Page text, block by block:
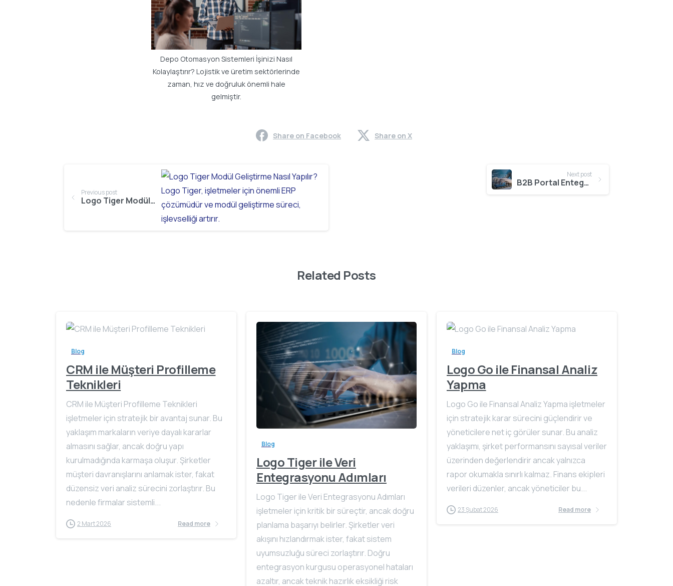
Depo Otomasyon Sistemleri İşinizi Nasıl
Kolaylaştırır? Lojistik ve üretim sektörlerinde
zaman, hız ve doğruluk önemli hale
gelmiştir.
Share on Facebook Share on X
Reading
Previous post
Logo Tiger Modül Geliştirme Nasıl Yapılır?
Next post
B2B Portal Entegrasyonu İş Süreçlerine Katkıları
Related Posts
Blog
CRM ile Müşteri Profilleme
Teknikleri
CRM ile Müşteri Profilleme Teknikleri
işletmeler için stratejik bir avantaj sunar. Bu
yaklaşım markaların veriye dayalı kararlar
almasını sağlar, ancak doğru yapı
kurulmadığında karmaşa oluşur. Şirketler
müşteri davranışlarını anlamak ister, fakat
düzensiz veri analiz sürecini zorlaştırır. Bu
nedenle firmalar sistemli...
2 Mart 2026 Read more
Blog
Logo Tiger ile Veri
Entegrasyonu Adımları
Logo Tiger ile Veri Entegrasyonu Adımları
işletmeler için kritik bir süreçtir, ancak doğru
planlama başarıyı belirler. Şirketler veri
akışını hızlandırmak ister, fakat sistem
uyumsuzluğu süreci zorlaştırır. Doğru
entegrasyon kurgusu operasyonel hataları
azaltır, ancak teknik hazırlık eksikliği risk
Blog
Logo Go ile Finansal Analiz
Yapma
Logo Go ile Finansal Analiz Yapma işletmeler
için stratejik karar sürecini güçlendirir ve
yöneticilere net iç görüler sunar. Bu analiz
yaklaşımı, şirket performansını sayısal veriler
üzerinden değerlendirir ancak yalnızca
rapor okumakla sınırlı kalmaz. Finans ekipleri
verileri düzenler, ancak yöneticiler bu...
23 Şubat 2026 Read more